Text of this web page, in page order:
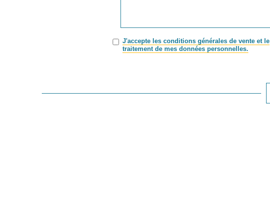
J'accepte les conditions générales de vente et le
traitement de mes données personnelles.